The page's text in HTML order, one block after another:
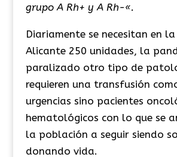
grupo A Rh+ y A Rh-«.
Diariamente se necesitan en
Alicante 250 unidades, la
paralizado otro tipo de
requieren una transfusión
urgencias sino pacientes
hematológicos con lo que se
la población a seguir siendo
donando vida.